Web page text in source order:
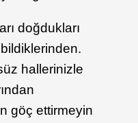
doğdukları
hallerinizle
göç ettirmeyin